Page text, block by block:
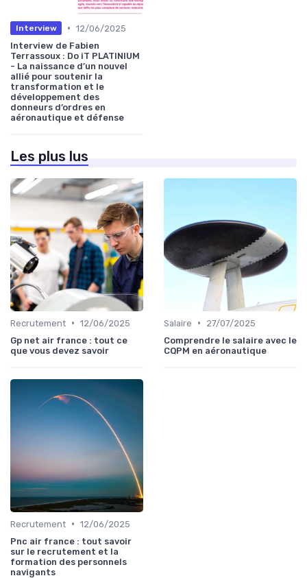
Interview • 12/06/2025
Interview de Fabien
Terrassoux : Do iT PLATINIUM
- La naissance d’un nouvel
allié pour soutenir la
transformation et le
développement des
donneurs d’ordres en
aéronautique et défense
Les plus lus
Recrutement • 12/06/2025
Gp net air france : tout ce
que vous devez savoir
Salaire •
27/07/2025
Comprendre le salaire avec le
CQPM en aéronautique
Recrutement • 12/06/2025
Pnc air france : tout savoir
sur le recrutement et la
formation des personnels
navigants